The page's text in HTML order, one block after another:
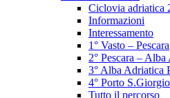
Ciclovia adriatica
Informazioni
Interessamento
1° Vasto – Pescara
2° Pescara –
3° Alba Adriatica
4° Porto
Tutto il percorso